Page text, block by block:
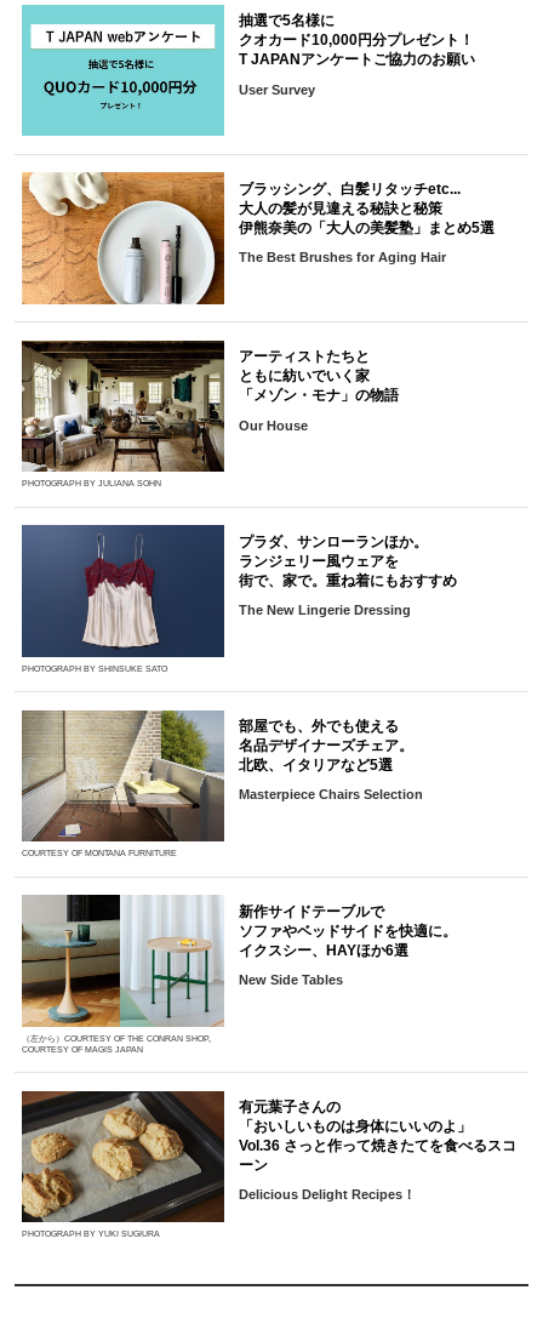
抽選で5名様に
クオカード10,000円分プレゼント！
T JAPANアンケートご協力のお願い
User Survey
ブラッシング、白髪リタッチetc...
大人の髪が見違える秘訣と秘策
伊熊奈美の「大人の美髪塾」まとめ5選
The Best Brushes for Aging Hair
PHOTOGRAPH BY JULIANA SOHN
アーティストたちと
ともに紡いでいく家
「メゾン・モナ」の物語
Our House
PHOTOGRAPH BY SHINSUKE SATO
プラダ、サンローランほか。
ランジェリー風ウェアを
街で、家で。重ね着にもおすすめ
The New Lingerie Dressing
COURTESY OF MONTANA FURNITURE
部屋でも、外でも使える
名品デザイナーズチェア。
北欧、イタリアなど5選
Masterpiece Chairs Selection
（左から）COURTESY OF THE CONRAN SHOP,
COURTESY OF MAGIS JAPAN
新作サイドテーブルで
ソファやベッドサイドを快適に。
イクスシー、HAYほか6選
New Side Tables
PHOTOGRAPH BY YUKI SUGIURA
有元葉子さんの
「おいしいものは身体にいいのよ」
Vol.36 さっと作って焼きたてを食べるスコ
ーン
Delicious Delight Recipes！